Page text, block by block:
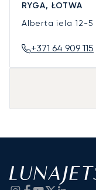
RYGA, ŁOTWA
Alberta iela 12-5
+371 64 909 115